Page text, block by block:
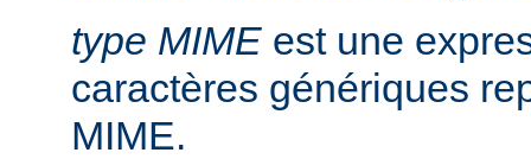
type MIME est une
caractères génériques
MIME.